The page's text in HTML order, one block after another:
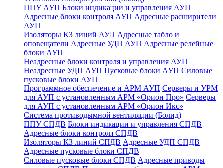
ППУ АУП Блоки индикации и управления АУП
Адресные блоки контроля АУП Адресные расширители
АУП
Изоляторы КЗ линий АУП Адресные табло и
оповещатели Адресные УДП АУП Адресные релейные
блоки АУП
Неадресные блоки контроля и управления АУП
Неадресные УДП АУП Пусковые блоки АУП Силовые
пусковые блоки АУП
Программное обеспечение и АРМ АУП Серверы и УРМ
для АУП с установленным АРМ «Орион Про» Серверы
для АУП с установленным АРМ «Орион Икс»
Система противодымной вентиляции (Болид)
ППУ СПДВ Блоки индикации и управления СПДВ
Адресные блоки контроля СПДВ
Изоляторы КЗ линий СПДВ Адресные УДП СПДВ
Адресные пусковые блоки СПДВ
Силовые пусковые блоки СПДВ Адресные приводы